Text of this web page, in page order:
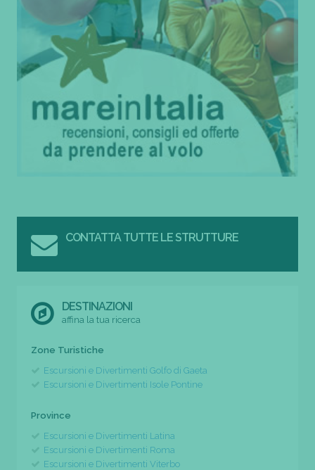
CONTATTA TUTTE LE STRUTTURE
DESTINAZIONI
affina la tua ricerca
Zone Turistiche
Escursioni e Divertimenti Golfo di Gaeta
Escursioni e Divertimenti Isole Pontine
Province
Escursioni e Divertimenti Latina
Escursioni e Divertimenti Roma
Escursioni e Divertimenti Viterbo